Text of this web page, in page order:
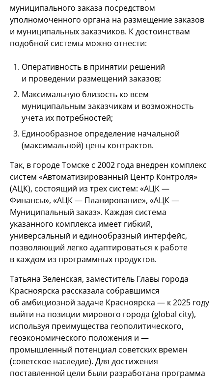
муниципального заказа посредством
уполномоченного органа на размещение заказов
и муниципальных заказчиков. К достоинствам
подобной системы можно отнести:
Оперативность в принятии решений
и проведении размещений заказов;
Максимальную близость ко всем
муниципальным заказчикам и возможность
учета их потребностей;
Единообразное определение начальной
(максимальной) цены контрактов.
Так, в городе Томске с 2002 года внедрен комплекс
систем «Автоматизированный Центр Контроля»
(АЦК), состоящий из трех систем: «АЦК —
Финансы», «АЦК — Планирование», «АЦК —
Муниципальный заказ». Каждая система
указанного комплекса имеет гибкий,
универсальный и единообразный интерфейс,
позволяющий легко адаптироваться к работе
в каждом из программных продуктов.
Татьяна Зеленская, заместитель Главы города
Красноярска рассказала собравшимся
об амбициозной задаче Красноярска — к 2025 году
выйти на позиции мирового города (global city),
используя преимущества геополитического,
геоэкономического положения и —
промышленный потенциал советских времен
(советское наследие). Для достижения
поставленной цели были разработана программа